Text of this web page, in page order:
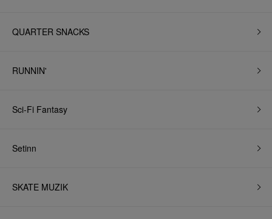
QUARTER SNACKS
RUNNIN'
Sci-Fi Fantasy
Setinn
SKATE MUZIK